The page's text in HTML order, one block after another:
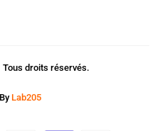
droits réservés.
Lab205